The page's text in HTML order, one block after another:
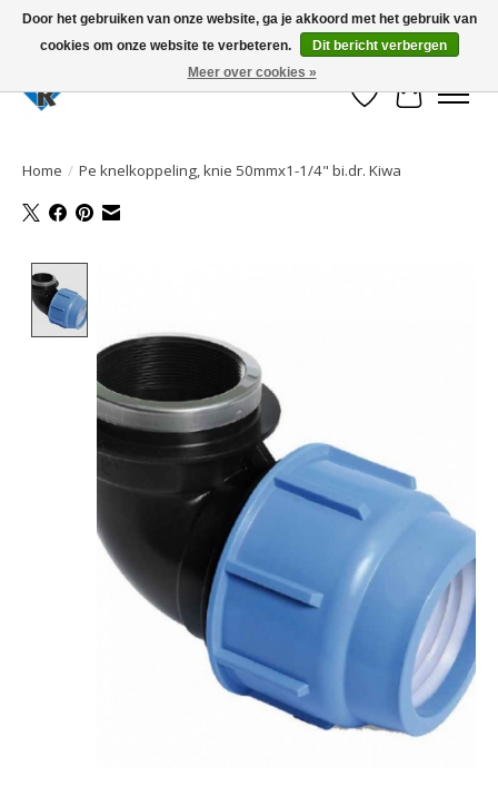
Large selection of products and fast shipping!
Verlanglijst
Home / Pe knelkoppeling, knie 50mmx1-1/4" bi.dr. Kiwa
Door het gebruiken van onze website, ga je akkoord met het gebruik van
cookies om onze website te verbeteren.
Dit bericht verbergen
Meer over cookies »